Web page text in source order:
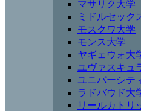
マサリク大学
ミドルセック
モスクワ大学
モンス大学
ヤギェウォ大
ユヴァスキュ
ユニバーシテ
ラドバウド大
リールカトリ